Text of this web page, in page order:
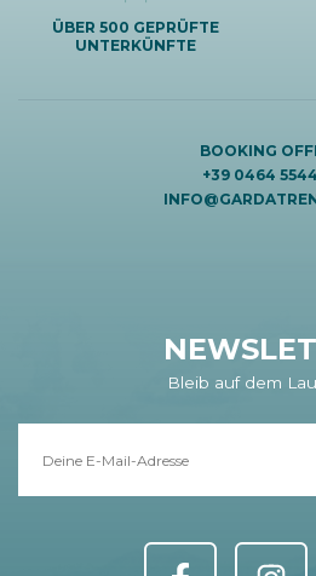
ÜBER 500 GEPRÜFTE
UNTERKÜNFTE
BOOKING
+39 0464
Bleib auf dem